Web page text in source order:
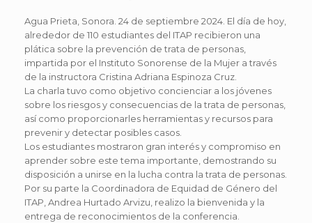
Agua Prieta, Sonora. 24 de septiembre 2024. El día de hoy,
alrededor de 110 estudiantes del ITAP recibieron una
plática sobre la prevención de trata de personas,
impartida por el Instituto Sonorense de la Mujer a través
de la instructora Cristina Adriana Espinoza Cruz.
La charla tuvo como objetivo concienciar a los jóvenes
sobre los riesgos y consecuencias de la trata de personas,
así como proporcionarles herramientas y recursos para
prevenir y detectar posibles casos.
Los estudiantes mostraron gran interés y compromiso en
aprender sobre este tema importante, demostrando su
disposición a unirse en la lucha contra la trata de personas.
Por su parte la Coordinadora de Equidad de Género del
ITAP, Andrea Hurtado Arvizu, realizo la bienvenida y la
entrega de reconocimientos de la conferencia.